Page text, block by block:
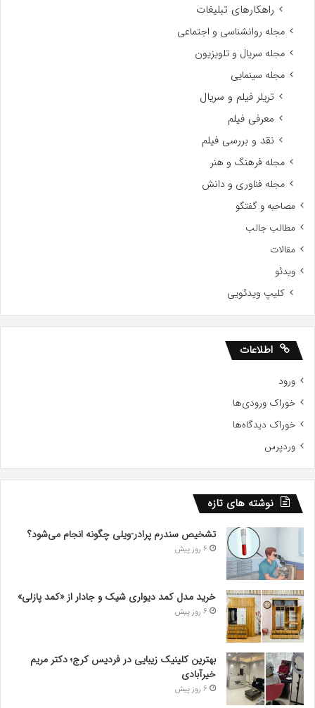
راهکارهای تبلیغات
مجله روانشناسی و اجتماعی
مجله سریال و تلویزیون
مجله سینمایی
تریلر فیلم و سریال
معرفی فیلم
نقد و بررسی فیلم
مجله فرهنگ و هنر
مجله فناوری و دانش
مصاحبه و گفتگو
مطالب جالب
مقالات
ویدئو
کلیپ ویدئویی
اطلاعات
ورود
خوراک ورودی‌ها
خوراک دیدگاه‌ها
وردپرس
نوشته های تازه
تشخیص سندرم پرادر-ویلی چگونه انجام می‌شود؟
6 روز پیش
خرید مدل کمد دیواری شیک و جادار از «کمد پازلی»
6 روز پیش
بهترین کلینیک زیبایی در فردیس کرج؛ دکتر مریم
خیرآبادی
6 روز پیش